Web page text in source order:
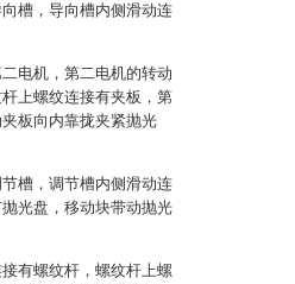
槽，导向槽内侧滑动连
电机，第二电机的转动
上螺纹连接有夹板，第
板向内靠拢夹紧抛光
槽，调节槽内侧滑动连
光盘，移动块带动抛光
有螺纹杆，螺纹杆上螺